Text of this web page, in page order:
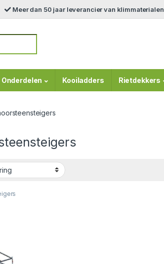
Meer dan 50 jaar leverancier van klimmaterialen
Onderdelen Kooiladders Rietdekkers